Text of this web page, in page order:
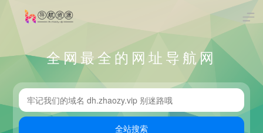
全网最全的网址导航网